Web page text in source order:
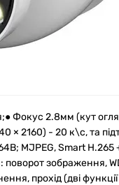
Фокус 2.8мм (кут
× 2160) - 20 к\с, та
MJPEG, Smart H.265
зображення,
прохід (дві